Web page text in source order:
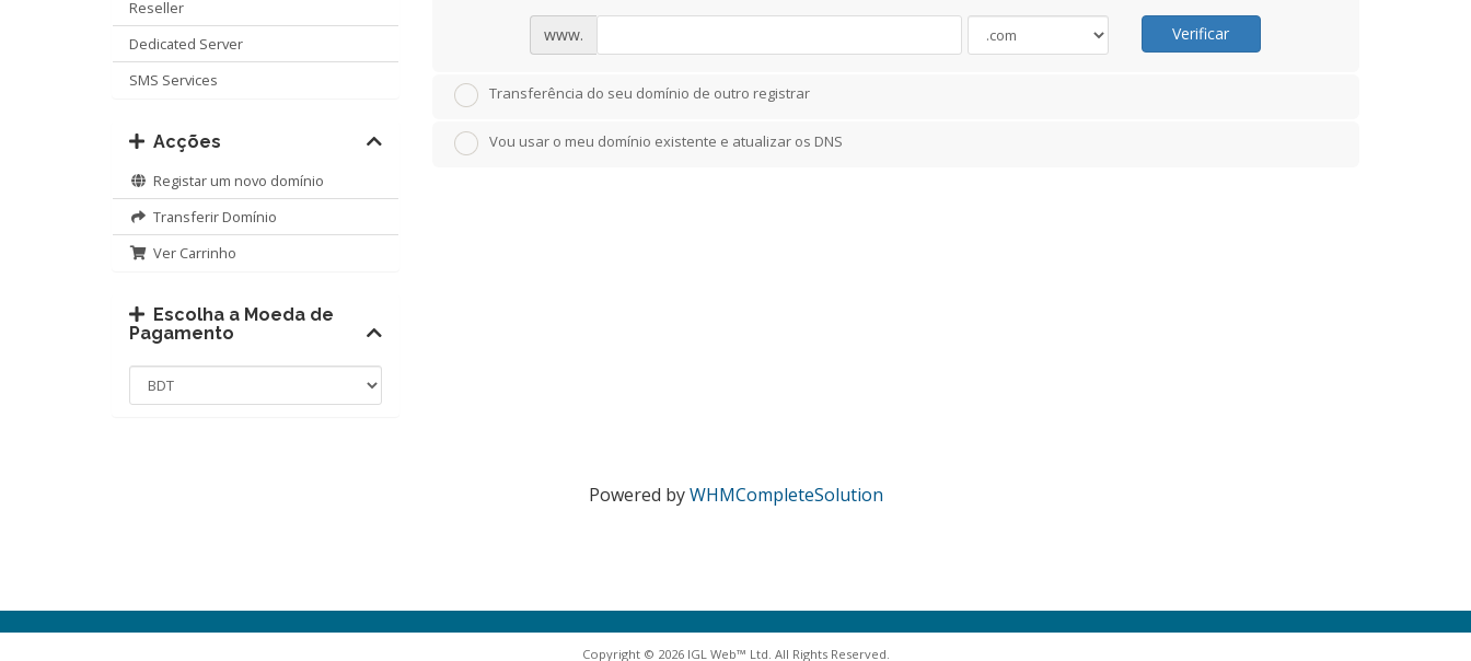
Reseller
Dedicated Server
SMS Services
Acções
Registar um novo domínio
Transferir Domínio
Ver Carrinho
Escolha a Moeda de
Pagamento
www. Verificar
Transferência do seu domínio de outro registrar
Vou usar o meu domínio existente e atualizar os DNS
Powered byWHMCompleteSolution
Copyright © 2026 IGL Web™ Ltd. All Rights Reserved.